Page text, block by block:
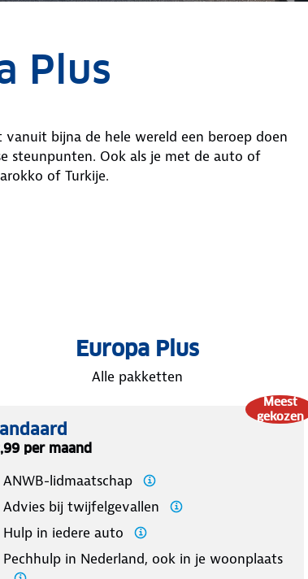
Plus
vanuit bijna de hele wereld een beroep doen
steunpunten. Ook als je met de auto of
of Turkije.
Europa Plus
Alle pakketten
Meest
gekozen
per maand
ANWB-lidmaatschap
Advies bij twijfelgevallen
Hulp in iedere auto
Pechhulp in Nederland, ook in je woonplaats